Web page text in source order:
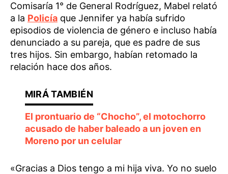
Comisaría 1° de General Rodríguez, Mabel relató
a la Policía que Jennifer ya había sufrido
episodios de violencia de género e incluso había
denunciado a su pareja, que es padre de sus
tres hijos. Sin embargo, habían retomado la
relación hace dos años.
El prontuario de “Chocho”, el motochorro
acusado de haber baleado a un joven en
Moreno por un celular
«Gracias a Dios tengo a mi hija viva. Yo no suelo